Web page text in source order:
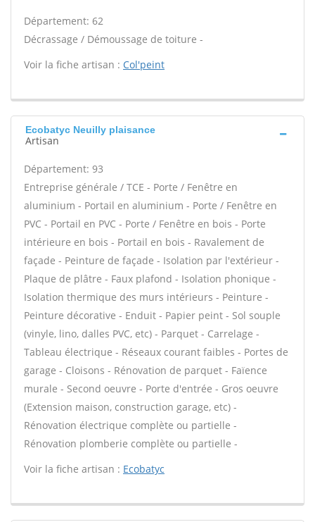
Département: 62
Décrassage / Démoussage de toiture -
Voir la fiche artisan : Col'peint
Ecobatyc Neuilly plaisance
Artisan
Département: 93
Entreprise générale / TCE - Porte / Fenêtre en
aluminium - Portail en aluminium - Porte / Fenêtre en
PVC - Portail en PVC - Porte / Fenêtre en bois - Porte
intérieure en bois - Portail en bois - Ravalement de
façade - Peinture de façade - Isolation par l'extérieur -
Plaque de plâtre - Faux plafond - Isolation phonique -
Isolation thermique des murs intérieurs - Peinture -
Peinture décorative - Enduit - Papier peint - Sol souple
(vinyle, lino, dalles PVC, etc) - Parquet - Carrelage -
Tableau électrique - Réseaux courant faibles - Portes de
garage - Cloisons - Rénovation de parquet - Faïence
murale - Second oeuvre - Porte d'entrée - Gros oeuvre
(Extension maison, construction garage, etc) -
Rénovation électrique complète ou partielle -
Rénovation plomberie complète ou partielle -
Voir la fiche artisan : Ecobatyc